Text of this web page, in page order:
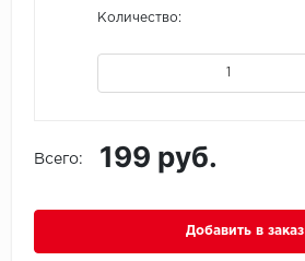
Количество:
Всего: 199 руб.
Добавить в заказ